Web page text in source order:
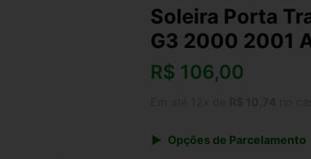
Soleira Porta
G3 2000 2001
R$ 106,00
Opções de Parcelamento